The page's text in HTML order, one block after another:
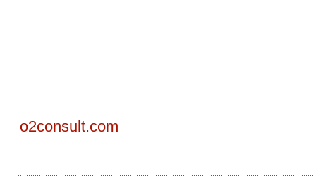
o2consult.com